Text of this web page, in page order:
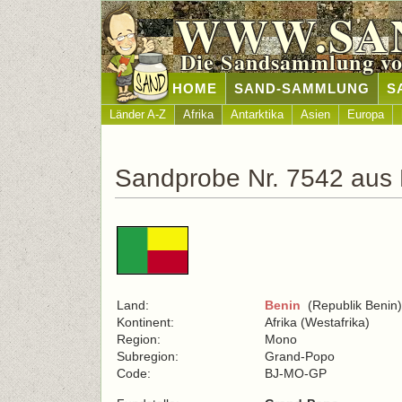
Die Sandsammlung
HOME SAND-SAMMLUNG
Länder A-Z Afrika Antarktika Asien Europa
Sandprobe Nr. 7542 aus
Land: Benin (Republik Benin)
Kontinent:
Afrika (Westafrika)
Region:
Mono
Subregion:
Grand-Popo
Code:
BJ-MO-GP